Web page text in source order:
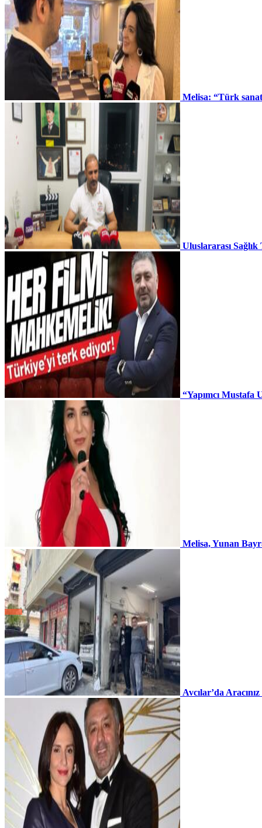
Melisa: “Türk
Uluslararası
“Yapımcı Mustafa
Melisa, Yunan
Avcılar’da